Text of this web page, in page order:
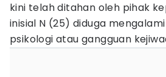
kini telah ditahan oleh pihak
inisial N (25) diduga
psikologi atau gangguan